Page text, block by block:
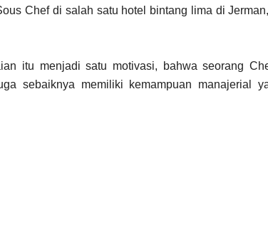
Chef di salah satu hotel bintang lima di
itu menjadi satu motivasi, bahwa seorang
sebaiknya memiliki kemampuan manajerial